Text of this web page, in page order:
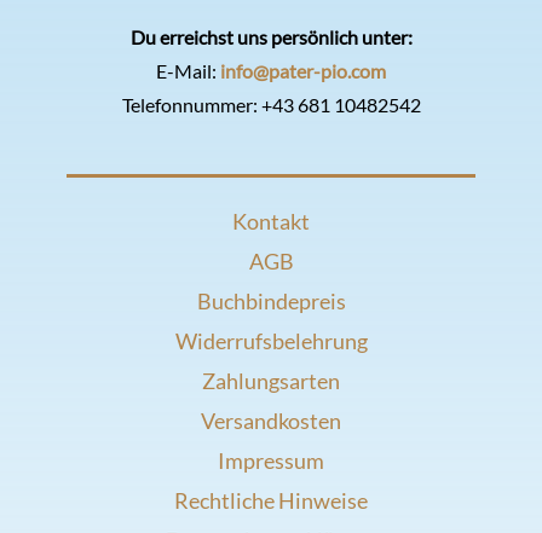
Du erreichst uns persönlich unter:
E-Mail: info@pater-pio.com
Telefonnummer: +43 681 10482542
Kontakt
AGB
Buchbindepreis
Widerrufsbelehrung
Zahlungsarten
Versandkosten
Impressum
Rechtliche Hinweise